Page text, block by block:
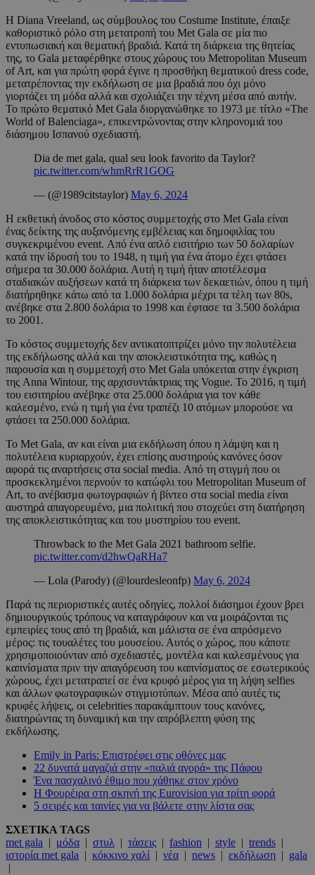
Η Diana Vreeland, ως σύμβουλος του Costume Institute, έπαιξε
καθοριστικό ρόλο στη μετατροπή του Met Gala σε μία πιο
εντυπωσιακή και θεματική βραδιά. Κατά τη διάρκεια της θητείας
της, το Gala μεταφέρθηκε στους χώρους του Metropolitan Museum
of Art, και για πρώτη φορά έγινε η προσθήκη θεματικού dress code,
μετατρέποντας την εκδήλωση σε μια βραδιά που όχι μόνο
γιορτάζει τη μόδα αλλά και σχολιάζει την τέχνη μέσα από αυτήν.
Το πρώτο θεματικό Met Gala διοργανώθηκε το 1973 με τίτλο «The
World of Balenciaga», επικεντρώνοντας στην κληρονομιά του
διάσημου Ισπανού σχεδιαστή.
Dia de met gala, qual seu look favorito da Taylor?
pic.twitter.com/whmRrR1GOG
— (@1989citstaylor) May 6, 2024
Η εκθετική άνοδος στο κόστος συμμετοχής στο Met Gala είναι
ένας δείκτης της αυξανόμενης εμβέλειας και δημοφιλίας του
συγκεκριμένου event. Από ένα απλό εισιτήριο των 50 δολαρίων
κατά την ίδρυσή του το 1948, η τιμή για ένα άτομο έχει φτάσει
σήμερα τα 30.000 δολάρια. Αυτή η τιμή ήταν αποτέλεσμα
σταδιακών αυξήσεων κατά τη διάρκεια των δεκαετιών, όπου η τιμή
διατήρηθηκε κάτω από τα 1.000 δολάρια μέχρι τα τέλη των 80s,
ανέβηκε στα 2.800 δολάρια το 1998 και έφτασε τα 3.500 δολάρια
το 2001.
Το κόστος συμμετοχής δεν αντικατοπτρίζει μόνο την πολυτέλεια
της εκδήλωσης αλλά και την αποκλειστικότητα της, καθώς η
παρουσία και η συμμετοχή στο Met Gala υπόκειται στην έγκριση
της Anna Wintour, της αρχισυντάκτριας της Vogue. Το 2016, η τιμή
του εισιτηρίου ανέβηκε στα 25.000 δολάρια για τον κάθε
καλεσμένο, ενώ η τιμή για ένα τραπέζι 10 ατόμων μπορούσε να
φτάσει τα 250.000 δολάρια.
Το Met Gala, αν και είναι μια εκδήλωση όπου η λάμψη και η
πολυτέλεια κυριαρχούν, έχει επίσης αυστηρούς κανόνες όσον
αφορά τις αναρτήσεις στα social media. Από τη στιγμή που οι
προσκεκλημένοι περνούν το κατώφλι του Metropolitan Museum of
Art, το ανέβασμα φωτογραφιών ή βίντεο στα social media είναι
αυστηρά απαγορευμένο, μια πολιτική που στοχεύει στη διατήρηση
της αποκλειστικότητας και του μυστηρίου του event.
Throwback to the Met Gala 2021 bathroom selfie.
pic.twitter.com/d2hwQaRHa7
— Lola (Parody) (@lourdesleonfp) May 6, 2024
Παρά τις περιοριστικές αυτές οδηγίες, πολλοί διάσημοι έχουν βρει
δημιουργικούς τρόπους να καταγράφουν και να μοιράζονται τις
εμπειρίες τους από τη βραδιά, και μάλιστα σε ένα απρόσμενο
μέρος: τις τουαλέτες του μουσείου. Αυτός ο χώρος, που κάποτε
χρησιμοποιούνταν από σχεδιαστές, μοντέλα και καλεσμένους για
καπνίσματα πριν την απαγόρευση του καπνίσματος σε εσωτερικούς
χώρους, έχει μετατραπεί σε ένα κρυφό μέρος για τη λήψη selfies
και άλλων φωτογραφικών στιγμιοτύπων. Μέσα από αυτές τις
κρυφές λήψεις, οι celebrities παρακάμπτουν τους κανόνες,
διατηρώντας τη δυναμική και την απρόβλεπτη φύση της
εκδήλωσης.
Emily in Paris: Επιστρέφει στις οθόνες μας
22 δυνατά μαγαζιά στην «παλιά αγορά» της Πάφου
Ένα πασχαλινό έθιμο που χάθηκε στον χρόνο
Η Φουρέιρα στη σκηνή της Eurovision για τρίτη φορά
5 σειρές και ταινίες για να βάλετε στην λίστα σας
ΣΧΕΤΙΚΑ TAGS
met gala | μόδα | στυλ | τάσεις | fashion | style | trends |
ιστορία met gala | κόκκινο χαλί | νέα | news | εκδήλωση | gala
|